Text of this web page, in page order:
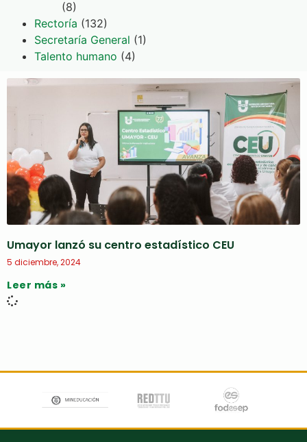
(8)
Rectoría (132)
Secretaría General (1)
Talento humano (4)
Umayor lanzó su centro estadístico CEU
5 diciembre, 2024
Leer más »